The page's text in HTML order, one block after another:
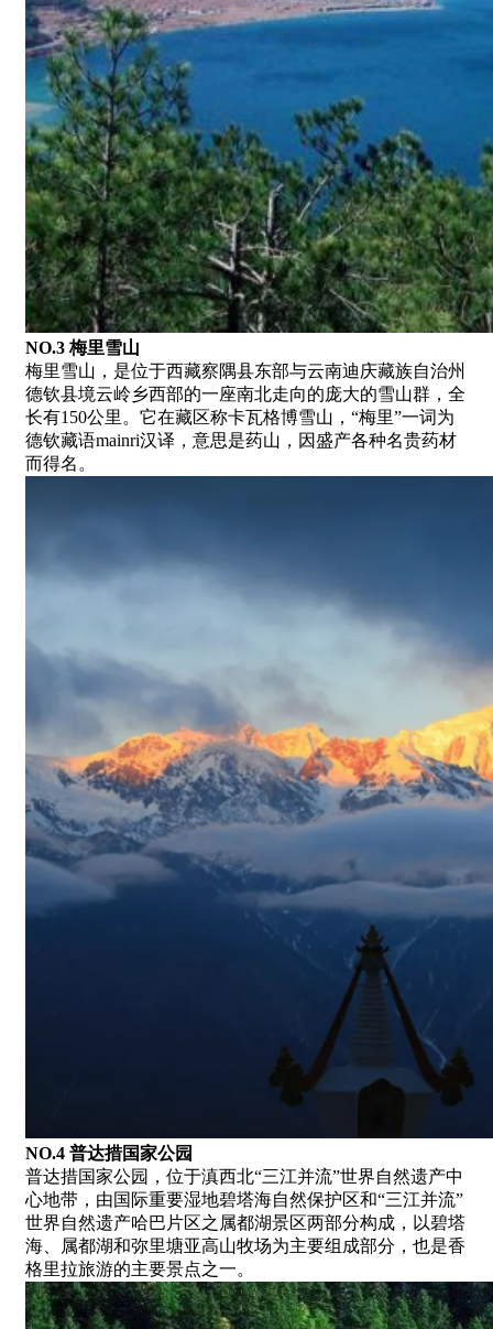
NO.3 梅里雪山
梅里雪山，是位于西藏察隅县东部与云南迪庆藏族自治州
德钦县境云岭乡西部的一座南北走向的庞大的雪山群，全
长有150公里。它在藏区称卡瓦格博雪山，“梅里”一词为
德钦藏语mainri汉译，意思是药山，因盛产各种名贵药材
而得名。
NO.4 普达措国家公园
普达措国家公园，位于滇西北“三江并流”世界自然遗产中
心地带，由国际重要湿地碧塔海自然保护区和“三江并流”
世界自然遗产哈巴片区之属都湖景区两部分构成，以碧塔
海、属都湖和弥里塘亚高山牧场为主要组成部分，也是香
格里拉旅游的主要景点之一。